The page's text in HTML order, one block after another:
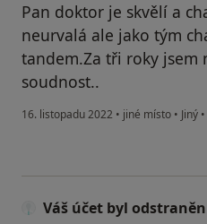
Pan doktor je skvělí a
neurvalá ale jako tým
tandem.Za tři roky jsem
soudnost..
16. listopadu 2022 • jiné místo • Jiný •
Váš účet byl odstraněn